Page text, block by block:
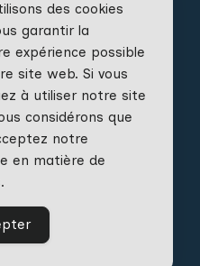
des cookies
garantir la
expérience possible
site web. Si vous
à utiliser notre site
considérons que
notre
en matière de